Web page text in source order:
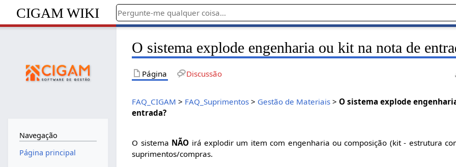
CIGAM WIKI
O sistema explode engenharia ou kit na nota de
Página Discussão
FAQ_CIGAM > FAQ_Suprimentos > Gestão de Materiais > O sistema explode
entrada?
O sistema NÃO irá explodir um item com engenharia ou composição (kit - estrutura
suprimentos/compras.
Navegação
Página principal